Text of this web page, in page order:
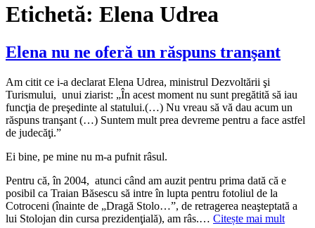
Etichetă: Elena Udrea
Elena nu ne oferă un răspuns tranşant
Am citit ce i-a declarat Elena Udrea, ministrul Dezvoltării şi
Turismului, unui ziarist: „În acest moment nu sunt pregătită să iau
funcţia de preşedinte al statului.(…) Nu vreau să vă dau acum un
răspuns tranşant (…) Suntem mult prea devreme pentru a face astfel
de judecăţi.”
Ei bine, pe mine nu m-a pufnit râsul.
Pentru că, în 2004, atunci când am auzit pentru prima dată că e
posibil ca Traian Băsescu să intre în lupta pentru fotoliul de la
Cotroceni (înainte de „Dragă Stolo…”, de retragerea neaşteptată a
lui Stolojan din cursa prezidenţială), am râs.… Citește mai mult